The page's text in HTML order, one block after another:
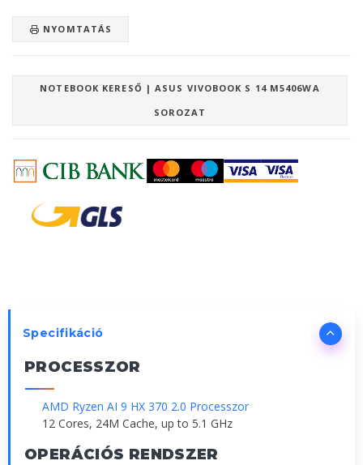
NYOMTATÁS
NOTEBOOK KERESŐ | ASUS VIVOBOOK S 14 M5406WA
SOROZAT
Specifikáció
PROCESSZOR
AMD Ryzen AI 9 HX 370 2.0 Processzor
12 Cores, 24M Cache, up to 5.1 GHz
OPERÁCIÓS RENDSZER